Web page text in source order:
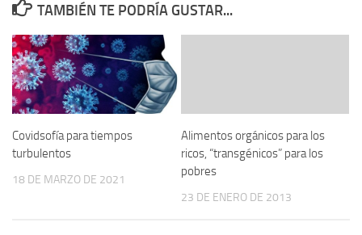
TAMBIÉN TE PODRÍA GUSTAR...
Covidsofía para tiempos
turbulentos
18 DE MARZO DE 2021
Alimentos orgánicos para los
ricos, “transgénicos” para los
pobres
23 DE ENERO DE 2013